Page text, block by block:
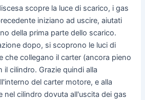
scopre la luce di scarico, i gas
iniziano ad uscire, aiutati
della prima parte dello scarico.
dopo, si scoprono le luci di
che collegano il carter (ancora pieno
il cilindro. Grazie quindi alla
del carter motore, e alla
nel cilindro dovuta all'uscita dei gas